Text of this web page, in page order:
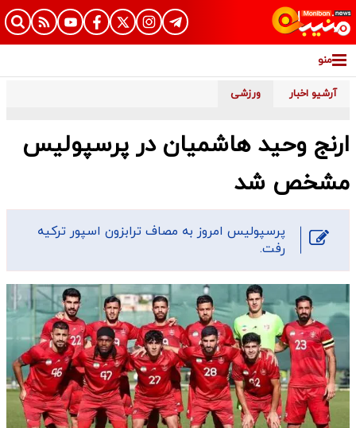
منو
آرشیو اخبار ورزشی
ارنج وحید هاشمیان در پرسپولیس
مشخص شد
پرسپولیس امروز به مصاف ترابزون اسپور ترکیه
رفت.